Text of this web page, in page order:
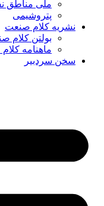
ملی مناطق
پتروشیمی
نشریه کلام صنعت
بولتن کلام
ماهنامه
سخن سردبیر